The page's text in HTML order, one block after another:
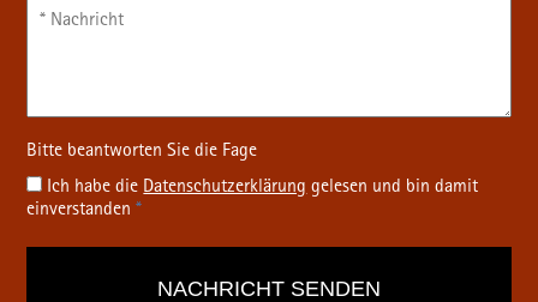
Ich habe die Datenschutz­erklärung gelesen und bin damit
einverstanden*